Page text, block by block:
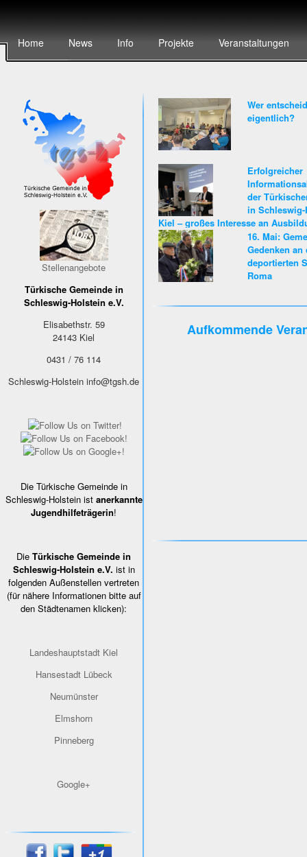
Home News Info Projekte Veranstaltungen
Stellenangebote
Türkische Gemeinde in
Schleswig-Holstein e.V.
Elisabethstr. 59
24143 Kiel
0431 / 76 114
Schleswig-Holstein info@tgsh.de
Die Türkische Gemeinde in
Schleswig-Holstein ist anerkannte
Jugendhilfeträgerin!
Die Türkische Gemeinde in
Schleswig-Holstein e.V. ist in
folgenden Außenstellen vertreten
(für nähere Informationen bitte auf
den Städtenamen klicken):
Landeshauptstadt Kiel
Hansestadt Lübeck
Neumünster
Elmshorn
Pinneberg
Google+
Wer
eigentlich?
Erfolgreicher
der
in
Kiel – großes Interesse an
Karriere beim Land Schleswig-
16. Mai:
Gedenken an
deportierten
Roma
Aufkommende